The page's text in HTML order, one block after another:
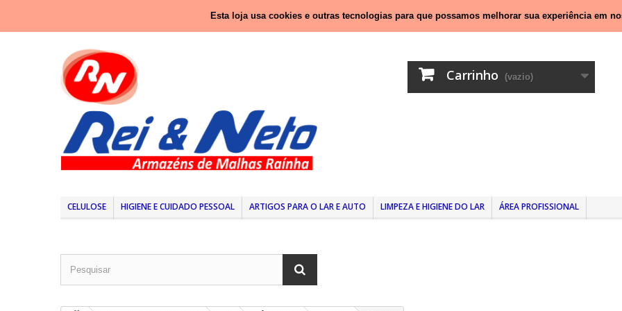
937 416 333 (Chamada para rede nacional móvel)
Carrinho (vazio)
CELULOSE HIGIENE E CUIDADO PESSOAL ARTIGOS PARA O LAR E AUTO LIMPEZA E HIGIENE DO LAR ÁREA PROFISSIONAL
Esta loja usa cookies e outras tecnologias para que possamos melhorar sua experiência em